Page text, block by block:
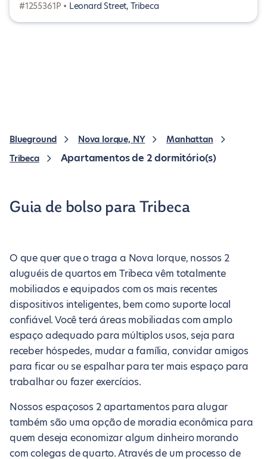
#1255361P • Leonard Street, Tribeca
Blueground Nova Iorque, NY
Manhattan
Tribeca
Apartamentos de 2 dormitório(s)
Guia de bolso para Tribeca
O que quer que o traga a Nova Iorque, nossos 2
aluguéis de quartos em Tribeca vêm totalmente
mobiliados e equipados com os mais recentes
dispositivos inteligentes, bem como suporte local
confiável. Você terá áreas mobiliadas com amplo
espaço adequado para múltiplos usos, seja para
receber hóspedes, mudar a família, convidar amigos
para ficar ou se espalhar para ter mais espaço para
trabalhar ou fazer exercícios.
Nossos espaçosos 2 apartamentos para alugar
também são uma opção de moradia econômica para
quem deseja economizar algum dinheiro morando
com colegas de quarto. Através de um processo de